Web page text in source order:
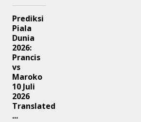
Prediksi
Piala
Dunia
2026:
Prancis
vs
Maroko
10 Juli
2026
Translated
...